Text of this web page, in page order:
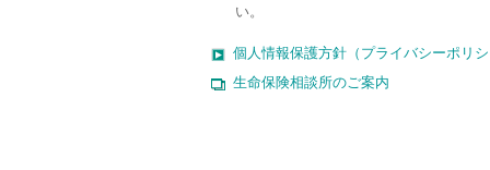
い。
個人情報保護方針（プライバシーポリ
生命保険相談所のご案内